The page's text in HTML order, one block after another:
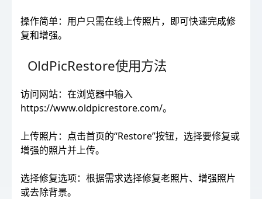
操作简单：用户只需在线上传照片，即可快速完成修
复和增强。
OldPicRestore使用方法
访问网站：在浏览器中输入
https://www.oldpicrestore.com/。
上传照片：点击首页的“Restore”按钮，选择要修复或
增强的照片并上传。
选择修复选项：根据需求选择修复老照片、增强照片
或去除背景。